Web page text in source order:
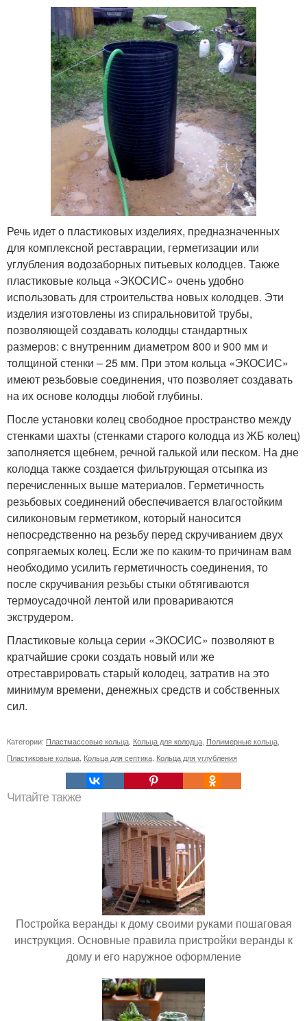
Речь идет о пластиковых изделиях, предназначенных
для комплексной реставрации, герметизации или
углубления водозаборных питьевых колодцев. Также
пластиковые кольца «ЭКОСИС» очень удобно
использовать для строительства новых колодцев. Эти
изделия изготовлены из спиральновитой трубы,
позволяющей создавать колодцы стандартных
размеров: с внутренним диаметром 800 и 900 мм и
толщиной стенки – 25 мм. При этом кольца «ЭКОСИС»
имеют резьбовые соединения, что позволяет создавать
на их основе колодцы любой глубины.
После установки колец свободное пространство между
стенками шахты (стенками старого колодца из ЖБ колец)
заполняется щебнем, речной галькой или песком. На дне
колодца также создается фильтрующая отсыпка из
перечисленных выше материалов. Герметичность
резьбовых соединений обеспечивается влагостойким
силиконовым герметиком, который наносится
непосредственно на резьбу перед скручиванием двух
сопрягаемых колец. Если же по каким-то причинам вам
необходимо усилить герметичность соединения, то
после скручивания резьбы стыки обтягиваются
термоусадочной лентой или провариваются
экструдером.
Пластиковые кольца серии «ЭКОСИС» позволяют в
кратчайшие сроки создать новый или же
отреставрировать старый колодец, затратив на это
минимум времени, денежных средств и собственных
сил.
Категории: Пластмассовые кольца Кольца для колодца Полимерные кольца
Пластиковые кольца Кольца для септика Кольца для углубления
Читайте также
Постройка веранды к дому своими руками пошаговая
инструкция. Основные правила пристройки веранды к
дому и его наружное оформление